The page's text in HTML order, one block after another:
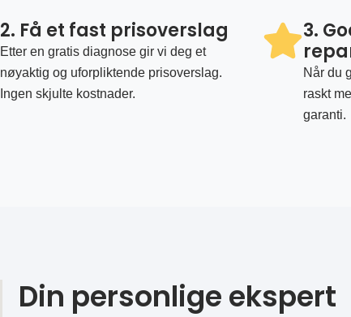
2. Få et fast prisoverslag
Etter en gratis diagnose gir vi deg et
nøyaktig og uforpliktende prisoverslag.
Ingen skjulte kostnader.
3.
Når du
raskt
garanti.
Din personlige ekspert